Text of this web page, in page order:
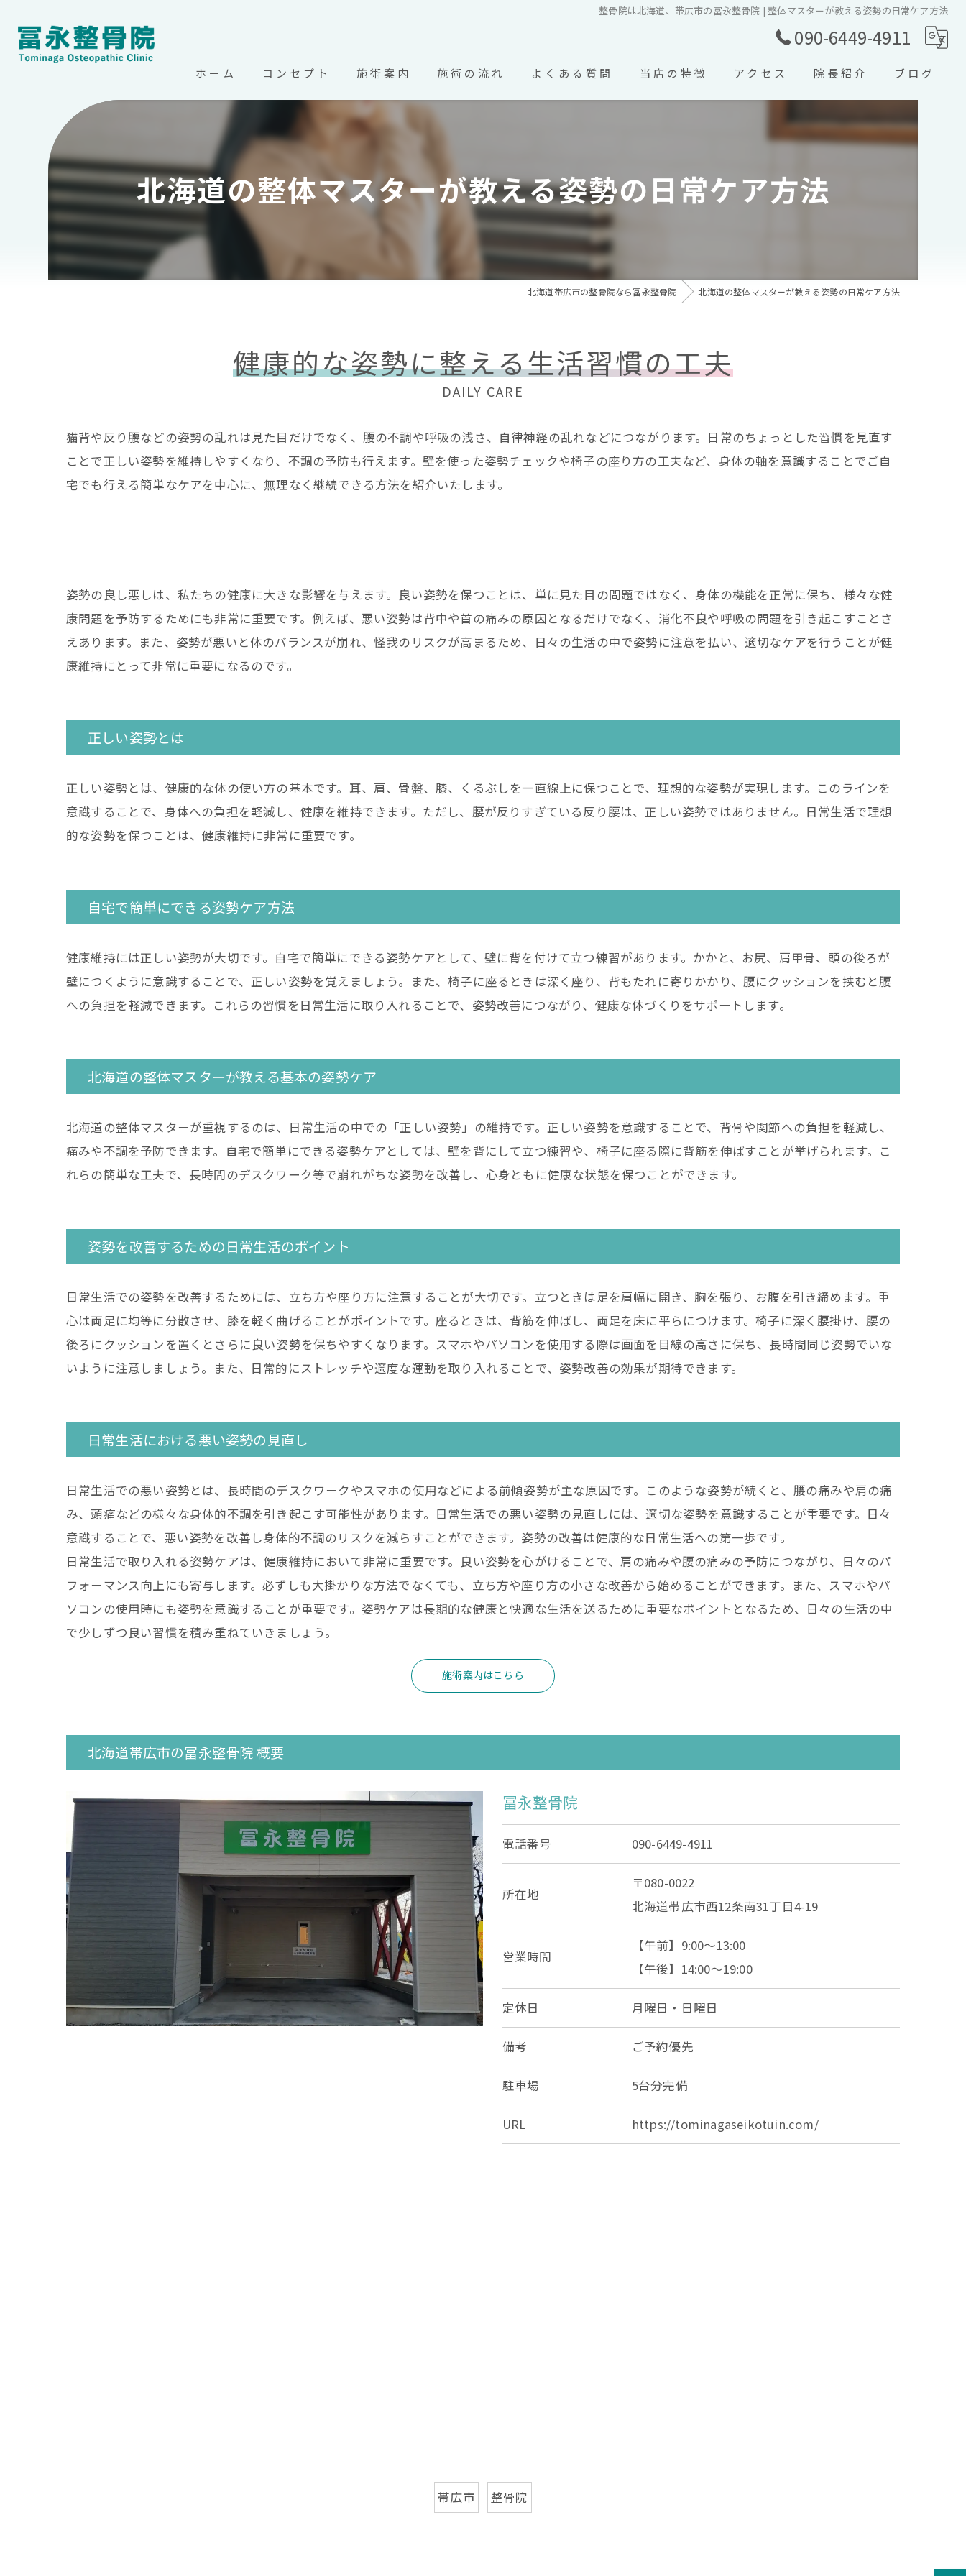
整骨院は北海道、帯広市の冨永整骨院 | 整体マスターが教える姿勢の日常ケア方法
090-6449-4911
ホーム コンセプト
北海道帯広市の整骨院･冨永整骨院のお客様の声
施術案内 施術の流れ よくある質問 当店の特徴
ぎっくり腰
アクセス 院長紹介 ブログ
コラム
北海道の整体マスターが教える姿勢の日常ケア方法
北海道帯広市の整骨院なら冨永整骨院 北海道の整体マスターが教える姿勢の日常ケア方法
健康的な姿勢に整える生活習慣の工夫
DAILY CARE
猫背や反り腰などの姿勢の乱れは見た目だけでなく、腰の不調や呼吸の浅さ、自律神経の乱れなどにつながります。日常のちょっとした習慣を見直す
ことで正しい姿勢を維持しやすくなり、不調の予防も行えます。壁を使った姿勢チェックや椅子の座り方の工夫など、身体の軸を意識することでご自
宅でも行える簡単なケアを中心に、無理なく継続できる方法を紹介いたします。
姿勢の良し悪しは、私たちの健康に大きな影響を与えます。良い姿勢を保つことは、単に見た目の問題ではなく、身体の機能を正常に保ち、様々な健
康問題を予防するためにも非常に重要です。例えば、悪い姿勢は背中や首の痛みの原因となるだけでなく、消化不良や呼吸の問題を引き起こすことさ
えあります。また、姿勢が悪いと体のバランスが崩れ、怪我のリスクが高まるため、日々の生活の中で姿勢に注意を払い、適切なケアを行うことが健
康維持にとって非常に重要になるのです。
正しい姿勢とは
正しい姿勢とは、健康的な体の使い方の基本です。耳、肩、骨盤、膝、くるぶしを一直線上に保つことで、理想的な姿勢が実現します。このラインを
意識することで、身体への負担を軽減し、健康を維持できます。ただし、腰が反りすぎている反り腰は、正しい姿勢ではありません。日常生活で理想
的な姿勢を保つことは、健康維持に非常に重要です。
自宅で簡単にできる姿勢ケア方法
健康維持には正しい姿勢が大切です。自宅で簡単にできる姿勢ケアとして、壁に背を付けて立つ練習があります。かかと、お尻、肩甲骨、頭の後ろが
壁につくように意識することで、正しい姿勢を覚えましょう。また、椅子に座るときは深く座り、背もたれに寄りかかり、腰にクッションを挟むと腰
への負担を軽減できます。これらの習慣を日常生活に取り入れることで、姿勢改善につながり、健康な体づくりをサポートします。
北海道の整体マスターが教える基本の姿勢ケア
北海道の整体マスターが重視するのは、日常生活の中での「正しい姿勢」の維持です。正しい姿勢を意識することで、背骨や関節への負担を軽減し、
痛みや不調を予防できます。自宅で簡単にできる姿勢ケアとしては、壁を背にして立つ練習や、椅子に座る際に背筋を伸ばすことが挙げられます。こ
れらの簡単な工夫で、長時間のデスクワーク等で崩れがちな姿勢を改善し、心身ともに健康な状態を保つことができます。
姿勢を改善するための日常生活のポイント
日常生活での姿勢を改善するためには、立ち方や座り方に注意することが大切です。立つときは足を肩幅に開き、胸を張り、お腹を引き締めます。重
心は両足に均等に分散させ、膝を軽く曲げることがポイントです。座るときは、背筋を伸ばし、両足を床に平らにつけます。椅子に深く腰掛け、腰の
後ろにクッションを置くとさらに良い姿勢を保ちやすくなります。スマホやパソコンを使用する際は画面を目線の高さに保ち、長時間同じ姿勢でいな
いように注意しましょう。また、日常的にストレッチや適度な運動を取り入れることで、姿勢改善の効果が期待できます。
日常生活における悪い姿勢の見直し
日常生活での悪い姿勢とは、長時間のデスクワークやスマホの使用などによる前傾姿勢が主な原因です。このような姿勢が続くと、腰の痛みや肩の痛
み、頭痛などの様々な身体的不調を引き起こす可能性があります。日常生活での悪い姿勢の見直しには、適切な姿勢を意識することが重要です。日々
意識することで、悪い姿勢を改善し身体的不調のリスクを減らすことができます。姿勢の改善は健康的な日常生活への第一歩です。
日常生活で取り入れる姿勢ケアは、健康維持において非常に重要です。良い姿勢を心がけることで、肩の痛みや腰の痛みの予防につながり、日々のパ
フォーマンス向上にも寄与します。必ずしも大掛かりな方法でなくても、立ち方や座り方の小さな改善から始めることができます。また、スマホやパ
ソコンの使用時にも姿勢を意識することが重要です。姿勢ケアは長期的な健康と快適な生活を送るために重要なポイントとなるため、日々の生活の中
で少しずつ良い習慣を積み重ねていきましょう。
施術案内はこちら
北海道帯広市の冨永整骨院 概要
冨永整骨院
電話番号 090-6449-4911
所在地
〒080-0022
北海道帯広市西12条南31丁目4-19
営業時間
【午前】9:00～13:00
【午後】14:00～19:00
定休日 月曜日・日曜日
備考 ご予約優先
駐車場 5台分完備
URL https://tominagaseikotuin.com/
帯広市 整骨院